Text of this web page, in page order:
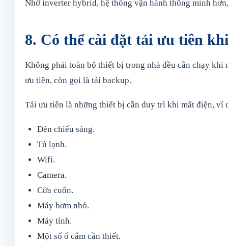
Nhờ inverter hybrid, hệ thống vận hành thông minh
8. Có thể cài đặt tải ưu tiên
Không phải toàn bộ thiết bị trong nhà đều cần chạy
ưu tiên, còn gọi là tải backup.
Tải ưu tiên là những thiết bị cần duy trì khi mất điện, ví
Đèn chiếu sáng.
Tủ lạnh.
Wifi.
Camera.
Cửa cuốn.
Máy bơm nhỏ.
Máy tính.
Một số ổ cắm cần thiết.